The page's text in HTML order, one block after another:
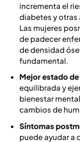
incrementa el
diabetes y
Las mujeres
de padecer
de densidad
fundamental.
Mejor estado
equilibrada y
bienestar
cambios de
Síntomas
puede ayudar a